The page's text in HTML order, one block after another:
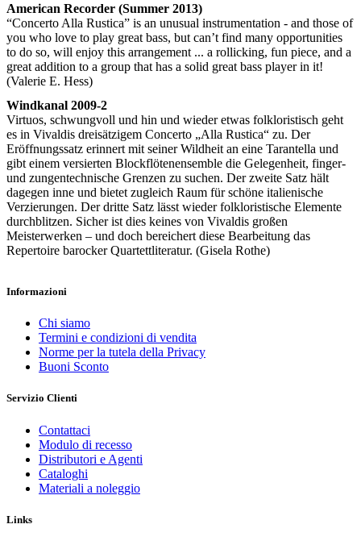
American Recorder (Summer 2013)
“Concerto Alla Rustica” is an unusual instrumentation - and those of
you who love to play great bass, but can’t find many opportunities
to do so, will enjoy this arrangement ... a rollicking, fun piece, and a
great addition to a group that has a solid great bass player in it!
(Valerie E. Hess)
Windkanal 2009-2
Virtuos, schwungvoll und hin und wieder etwas folkloristisch geht
es in Vivaldis dreisätzigem Concerto „Alla Rustica“ zu. Der
Eröffnungssatz erinnert mit seiner Wildheit an eine Tarantella und
gibt einem versierten Blockflötenensemble die Gelegenheit, finger-
und zungentechnische Grenzen zu suchen. Der zweite Satz hält
dagegen inne und bietet zugleich Raum für schöne italienische
Verzierungen. Der dritte Satz lässt wieder folkloristische Elemente
durchblitzen. Sicher ist dies keines von Vivaldis großen
Meisterwerken – und doch bereichert diese Bearbeitung das
Repertoire barocker Quartettliteratur. (Gisela Rothe)
Informazioni
Chi siamo
Termini e condizioni di vendita
Norme per la tutela della Privacy
Buoni Sconto
Servizio Clienti
Contattaci
Modulo di recesso
Distributori e Agenti
Cataloghi
Materiali a noleggio
Links